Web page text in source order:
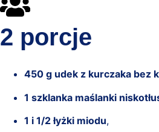
2 porcje
450 g udek z kurczaka bez
1 szklanka maślanki
1 i 1/2 łyżki miodu,